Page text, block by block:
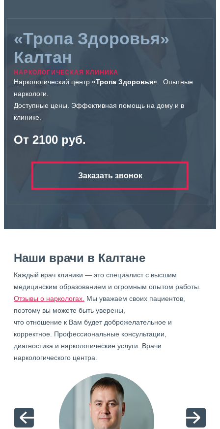
снижает тревогу перед началом терапии. Пациент
сформировать доверие. Сессия дает первые результаты.
Консультация создает основу для дальнейшей работы.
«Тропа Здоровья»
Калтан
НАРКОЛОГИЧЕСКАЯ КЛИНИКА
Наркологический центр «Тропа Здоровья»
. Опытные
наркологи.
Доступные цены. Эффективная помощь на дому и в
клинике.
От 2100 руб.
Заказать звонок
Наши врачи в Калтане
Каждый врач клиники — это специалист с высшим
медицинским образованием и огромным опытом работы.
Отзывы о наркологах. Мы уважаем своих пациентов,
поэтому вы можете быть уверены,
что отношение к Вам будет доброжелательное и
корректное. Профессиональные консультации,
диагностика и наркологические услуги. Врачи
наркологического центра.